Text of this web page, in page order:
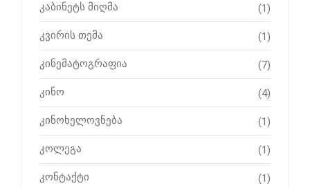
კაბინეტს მიღმა (1)
კვირის თემა (1)
კინემატოგრაფია (7)
კინო (4)
კინოხელოვნება (1)
კოლეგა (1)
კონტაქტი (1)